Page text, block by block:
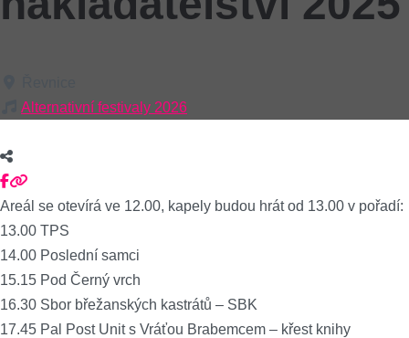
Alternativní festivaly 2026
Areál se otevírá ve 12.00, kapely budou hrát od 13.00 v pořadí:
13.00 TPS
14.00 Poslední samci
15.15 Pod Černý vrch
16.30 Sbor břežanských kastrátů – SBK
17.45 Pal Post Unit s Vráťou Brabemcem – křest knihy